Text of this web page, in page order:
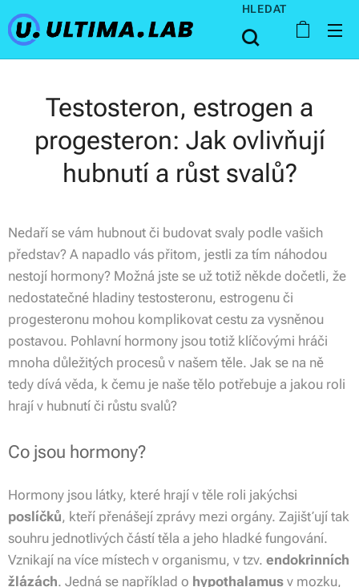
HLEDAT
Testosteron, estrogen a
progesteron: Jak ovlivňují
hubnutí a růst svalů?
Nedaří se vám hubnout či budovat svaly podle vašich
představ? A napadlo vás přitom, jestli za tím náhodou
nestojí hormony? Možná jste se už totiž někde dočetli, že
nedostatečné hladiny testosteronu, estrogenu či
progesteronu mohou komplikovat cestu za vysněnou
postavou. Pohlavní hormony jsou totiž klíčovými hráči
mnoha důležitých procesů v našem těle. Jak se na ně
tedy dívá věda, k čemu je naše tělo potřebuje a jakou roli
hrají v hubnutí či růstu svalů?
Co jsou hormony?
Hormony jsou látky, které hrají v těle roli jakýchsi
poslíčků, kteří přenášejí zprávy mezi orgány. Zajišťují tak
souhru jednotlivých částí těla a jeho hladké fungování.
Vznikají na více místech v organismu, v tzv. endokrinních
žlázách. Jedná se například o hypothalamus v mozku,